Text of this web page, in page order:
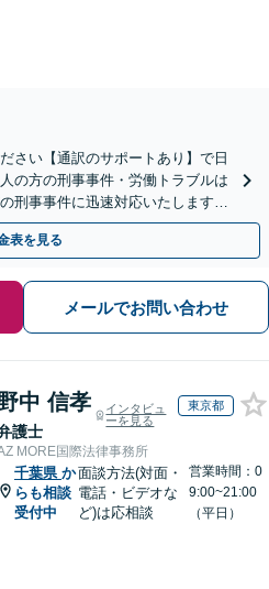
さい【通訳のサポートあり】で日
の方の刑事事件・労働トラブルは
刑事事件に迅速対応いたします。
表を見る
メールでお問い合わせ
中 信孝
護士
インタビュ
ーを見る
東京都
MORE国際法律事務所
千葉県 か
らも相談
受付中
面談方法(対面・
電話・ビデオな
ど)は応相談
営業時間：0
9:00~21:00
（平日）